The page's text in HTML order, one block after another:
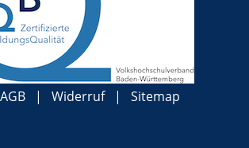
AGB Widerruf Sitemap